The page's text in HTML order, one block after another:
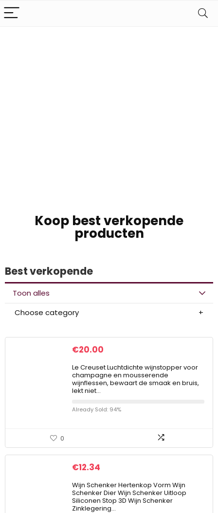
Koop best verkopende
producten
Best verkopende
Toon alles
Choose category
€20.00
Le Creuset Luchtdichte wijnstopper voor
champagne en mousserende
wijnflessen, bewaart de smaak en bruis,
lekt niet…
Already Sold: 94%
0
€12.34
Wijn Schenker Hertenkop Vorm Wijn
Schenker Dier Wijn Schenker Uitloop
Siliconen Stop 3D Wijn Schenker
Zinklegering…